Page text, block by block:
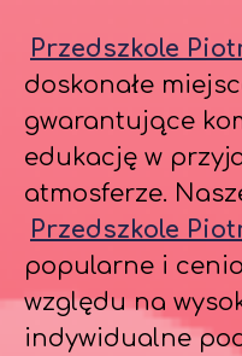
Przedszkole
doskonałe
gwarantujące
edukację w
atmosferze.
Przedszkole
popularne i
względu na
indywidualne